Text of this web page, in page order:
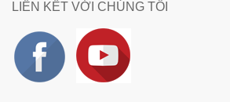
LIÊN KẾT VỚI CHÚNG TÔI